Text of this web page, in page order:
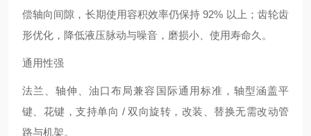
偿轴向间隙，长期使用容积效率仍保持 92% 以上；齿轮齿
形优化，降低液压脉动与噪音，磨损小、使用寿命久。
通用性强
法兰、轴伸、油口布局兼容国际通用标准，轴型涵盖平
键、花键，支持单向 / 双向旋转，改装、替换无需改动管
路与机架。